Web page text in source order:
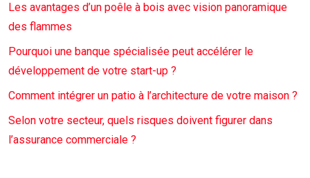
Les avantages d’un poêle à bois avec vision panoramique
des flammes
Pourquoi une banque spécialisée peut accélérer le
développement de votre start-up ?
Comment intégrer un patio à l’architecture de votre maison ?
Selon votre secteur, quels risques doivent figurer dans
l’assurance commerciale ?